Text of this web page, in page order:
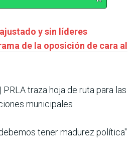
y sin líderes
de la oposición de cara al
| PRLA traza hoja de ruta para las
municipales
tener madurez política"